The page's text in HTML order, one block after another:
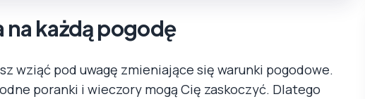
każdą pogodę
wziąć pod uwagę zmieniające się warunki pogodowe.
poranki i wieczory mogą Cię zaskoczyć. Dlatego